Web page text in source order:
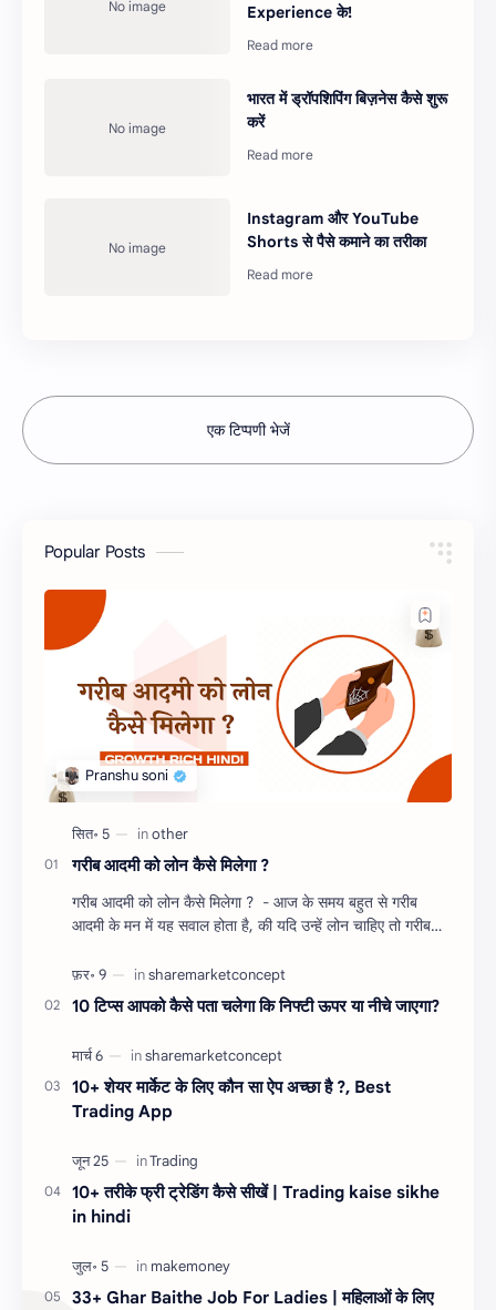
Experience के!
भारत में ड्रॉपशिपिंग बिज़नेस कैसे शुरू
करें
Instagram और YouTube
Shorts से पैसे कमाने का तरीका
एक टिप्पणी भेजें
Popular Posts
गरीब आदमी को लोन कैसे मिलेगा ?
गरीब आदमी को लोन कैसे मिलेगा ? - आज के समय बहुत से गरीब
आदमी के मन में यह सवाल होता है, की यदि उन्हें लोन चाहिए तो गरीब
10 टिप्स आपको कैसे पता चलेगा कि निफ्टी ऊपर या नीचे जाएगा?
10+ शेयर मार्केट के लिए कौन सा ऐप अच्छा है ?, Best
Trading App
10+ तरीके फ्री ट्रेडिंग कैसे सीखें | Trading kaise sikhe
in hindi
33+ Ghar Baithe Job For Ladies | महिलाओं के लिए